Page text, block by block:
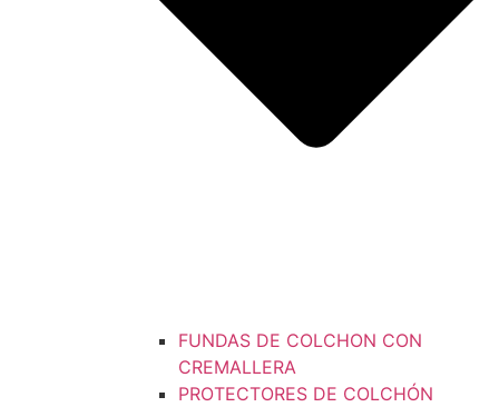
FUNDAS DE COLCHON CON
CREMALLERA
PROTECTORES DE COLCHÓN